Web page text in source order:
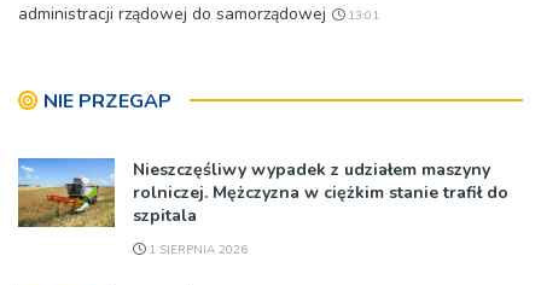
administracji rządowej do samorządowej
13:01
NIE PRZEGAP
Nieszczęśliwy wypadek z udziałem maszyny
rolniczej. Mężczyzna w ciężkim stanie trafił do
szpitala
1 SIERPNIA 2026